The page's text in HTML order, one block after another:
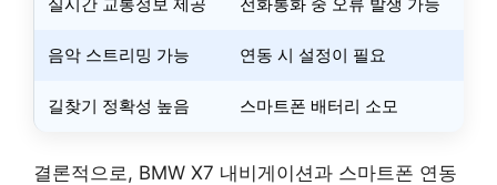
음악 스트리밍 가능 연동 시 설정이 필요
길찾기 정확성 높음 스마트폰 배터리 소모
결론적으로, BMW X7 내비게이션과 스마트폰 연동